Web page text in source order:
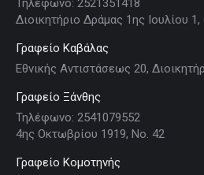
Τηλέφωνο: 2521351418
Διοικητήριο Δράμας 1ης Ιουλίου 1,
Γραφείο Καβάλας
Εθνικής Αντιστάσεως 20,
Γραφείο Ξάνθης
Τηλέφωνο: 2541079552
4ης Οκτωβρίου 1919, Νο. 42
Γραφείο Κομοτηνής